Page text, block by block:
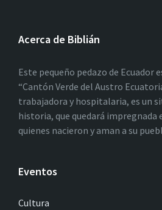
Acerca de Biblián
Este pequeño pedazo de Ecuador
“Cantón Verde del Austro
trabajadora y hospitalaria, es un
historia, que quedará impregnada
quienes nacieron y aman a su
Eventos
Cultura